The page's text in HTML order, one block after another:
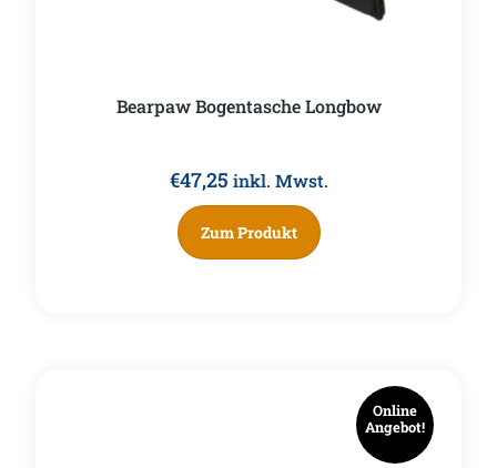
Bearpaw Bogentasche Longbow
€47,25 inkl. Mwst.
Zum Produkt
Online
Angebot!